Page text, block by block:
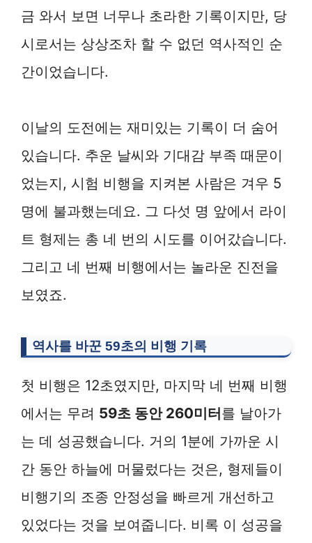
금 와서 보면 너무나 초라한 기록이지만, 당
시로서는 상상조차 할 수 없던 역사적인 순
간이었습니다.
이날의 도전에는 재미있는 기록이 더 숨어
있습니다. 추운 날씨와 기대감 부족 때문이
었는지, 시험 비행을 지켜본 사람은 겨우 5
명에 불과했는데요. 그 다섯 명 앞에서 라이
트 형제는 총 네 번의 시도를 이어갔습니다.
그리고 네 번째 비행에서는 놀라운 진전을
보였죠.
역사를 바꾼 59초의 비행 기록
첫 비행은 12초였지만, 마지막 네 번째 비행
에서는 무려 59초 동안 260미터를 날아가
는 데 성공했습니다. 거의 1분에 가까운 시
간 동안 하늘에 머물렀다는 것은, 형제들이
비행기의 조종 안정성을 빠르게 개선하고
있었다는 것을 보여줍니다. 비록 이 성공을